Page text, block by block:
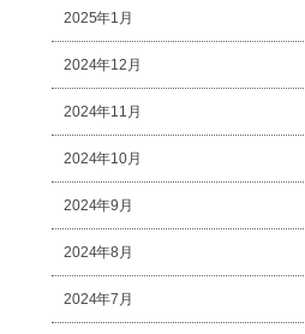
2025年1月
2024年12月
2024年11月
2024年10月
2024年9月
2024年8月
2024年7月